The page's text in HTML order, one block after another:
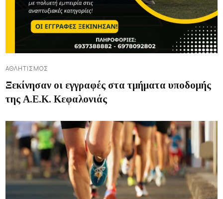
ΑΘΛΗΤΙΣΜΌΣ
Ξεκίνησαν οι εγγραφές στα τμήματα υποδομής
της Α.Ε.Κ. Κεφαλονιάς